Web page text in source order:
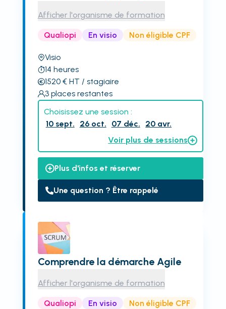
Afficher l'organisme de formation
Qualiopi En visio Non éligible CPF
Visio
14 heures
1520€ HT / stagiaire
3 places restantes
Choisissez une session :
10 sept.
26 oct. 07 déc.
20 avr.
Voir plus de sessions
Plus d'infos et réserver
Une question ? Être rappelé
Comprendre la démarche Agile
Afficher l'organisme de formation
Qualiopi En visio Non éligible CPF